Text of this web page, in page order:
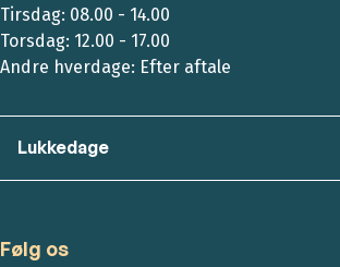
Tirsdag: 08.00 - 14.00
Torsdag: 12.00 - 17.00
Andre hverdage: Efter aftale
Lukkedage
Følg os